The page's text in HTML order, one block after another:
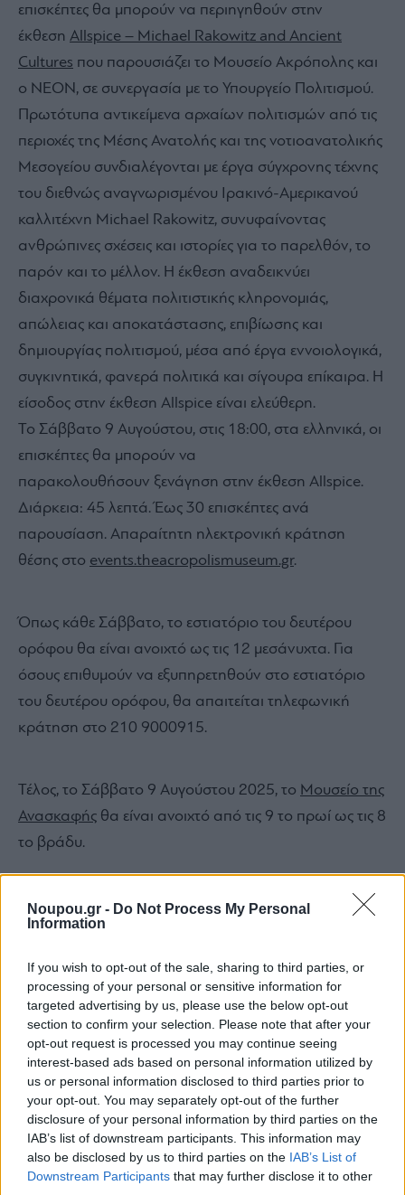
Noupou.gr - Do Not Process My Personal
Information
If you wish to opt-out of the sale, sharing to third parties, or
processing of your personal or sensitive information for
targeted advertising by us, please use the below opt-out
section to confirm your selection. Please note that after your
opt-out request is processed you may continue seeing
interest-based ads based on personal information utilized by
us or personal information disclosed to third parties prior to
your opt-out. You may separately opt-out of the further
disclosure of your personal information by third parties on the
IAB’s list of downstream participants. This information may
also be disclosed by us to third parties on the IAB’s List of
Downstream Participants that may further disclose it to other
επισκέπτες θα μπορούν να περιηγηθούν στην
έκθεση Allspice – Michael Rakowitz and Ancient
Cultures που παρουσιάζει το Μουσείο Ακρόπολης και
ο ΝΕΟΝ, σε συνεργασία με το Υπουργείο Πολιτισμού.
Πρωτότυπα αντικείμενα αρχαίων πολιτισμών από τις
περιοχές της Μέσης Ανατολής και της νοτιοανατολικής
Μεσογείου συνδιαλέγονται με έργα σύγχρονης τέχνης
του διεθνώς αναγνωρισμένου Ιρακινό-Αμερικανού
καλλιτέχνη Michael Rakowitz, συνυφαίνοντας
ανθρώπινες σχέσεις και ιστορίες για το παρελθόν, το
παρόν και το μέλλον. Η έκθεση αναδεικνύει
διαχρονικά θέματα πολιτιστικής κληρονομιάς,
απώλειας και αποκατάστασης, επιβίωσης και
δημιουργίας πολιτισμού, μέσα από έργα εννοιολογικά,
συγκινητικά, φανερά πολιτικά και σίγουρα επίκαιρα. Η
είσοδος στην έκθεση Allspice είναι ελεύθερη.
Το Σάββατο 9 Αυγούστου, στις 18:00, στα ελληνικά, οι
επισκέπτες θα μπορούν να
παρακολουθήσουν ξενάγηση στην έκθεση Allspice.
Διάρκεια: 45 λεπτά. Έως 30 επισκέπτες ανά
παρουσίαση. Απαραίτητη ηλεκτρονική κράτηση
θέσης στο events.theacropolismuseum.gr.
Όπως κάθε Σάββατο, το εστιατόριο του δευτέρου
ορόφου θα είναι ανοιχτό ως τις 12 μεσάνυχτα. Για
όσους επιθυμούν να εξυπηρετηθούν στο εστιατόριο
του δευτέρου ορόφου, θα απαιτείται τηλεφωνική
κράτηση στο 210 9000915.
Τέλος, το Σάββατο 9 Αυγούστου 2025, το Μουσείο της
Ανασκαφής θα είναι ανοιχτό από τις 9 το πρωί ως τις 8
το βράδυ.
Share this
Tags Culture μουσείο Ακρόπολης αυγουστιάτικη πανσέληνος
Summer Guide 2025 Summer Out & About
Ξέρεις να διαβάζεις την ετικέτα